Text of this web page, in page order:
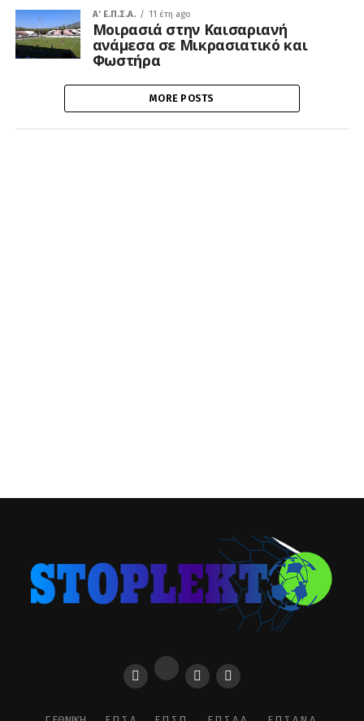
A' Ε.Π.Σ.Α. 11 έτη ago
Μοιρασιά στην Καισαριανή
ανάμεσα σε Μικρασιατικό και
Φωστήρα
MORE POSTS